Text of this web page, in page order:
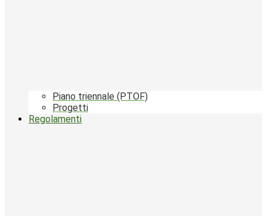
Piano triennale (PTOF)
Progetti
Regolamenti